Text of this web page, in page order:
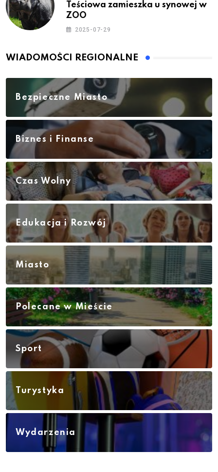
Teściowa zamieszka u synowej w
ZOO
2025-07-29
WIADOMOŚCI REGIONALNE
Bezpieczne Miasto
Biznes i Finanse
Czas Wolny
Edukacja i Rozwój
Miasto
Polecane w Mieście
Sport
Turystyka
Wydarzenia